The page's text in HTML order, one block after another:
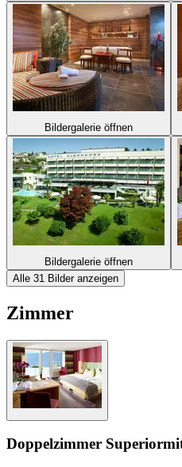
Bildergalerie öffnen
Bildergalerie öffnen
Alle 31 Bilder anzeigen
Zimmer
Doppelzimmer Superior